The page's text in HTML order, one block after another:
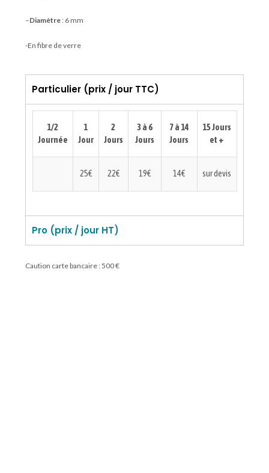
–Diamètre : 6 mm
-En fibre de verre
Particulier (prix / jour TTC)
1/2
Journée
1
Jour
2
Jours
3 à 6
Jours
7 à 14
Jours
15 Jours
et +
25€ 22€ 19€ 14€ sur devis
Pro (prix / jour HT)
Caution carte bancaire : 500 €